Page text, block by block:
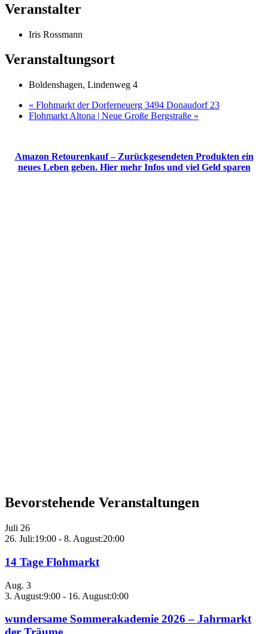
Veranstalter
Iris Rossmann
Veranstaltungsort
Boldenshagen, Lindenweg 4
« Flohmarkt der Dorferneuerg 3494 Donaudorf 23
Flohmarkt Altona | Neue Große Bergstraße »
Amazon Retourenkauf – Zurückgesendeten Produkten ein
neues Leben geben. Hier mehr Infos und viel Geld sparen
Bevorstehende Veranstaltungen
Juli 26
26. Juli:19:00 - 8. August:20:00
14 Tage Flohmarkt
Aug. 3
3. August:9:00 - 16. August:0:00
wundersame Sommerakademie 2026 – Jahrmarkt